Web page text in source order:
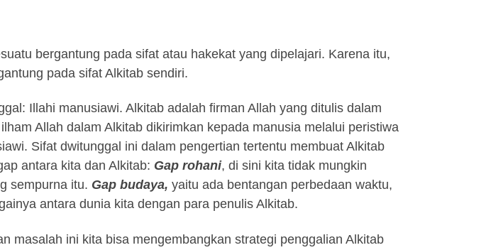
bergantung pada sifat atau hakekat yang dipelajari. Karena itu,
pada sifat Alkitab sendiri.
Illahi manusiawi. Alkitab adalah firman Allah yang ditulis dalam
Allah dalam Alkitab dikirimkan kepada manusia melalui peristiwa
Sifat dwitunggal ini dalam pengertian tertentu membuat Alkitab
antara kita dan Alkitab: Gap rohani, di sini kita tidak mungkin
sempurna itu. Gap budaya, yaitu ada bentangan perbedaan waktu,
antara dunia kita dengan para penulis Alkitab.
masalah ini kita bisa mengembangkan strategi penggalian Alkitab